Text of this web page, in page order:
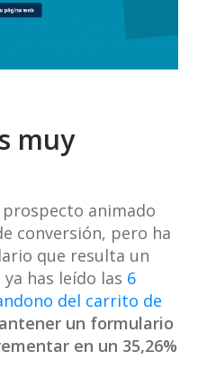
muy
prospecto animado
conversión, pero ha
que resulta un
has leído las 6
del carrito de
un formulario
en un 35,26%